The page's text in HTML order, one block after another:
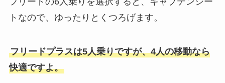
トなので、ゆったりとくつろげます。
フリードプラスは5人乗りですが、4人の移動なら
快適ですよ。